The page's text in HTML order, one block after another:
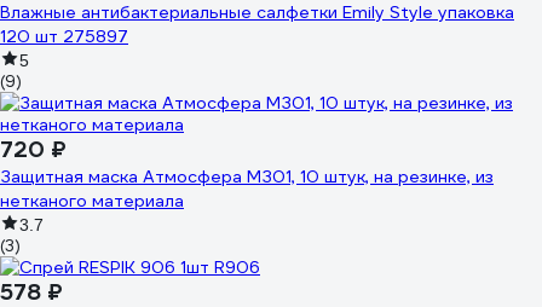
Влажные антибактериальные салфетки Emily Style упаковка
120 шт 275897
5
(9)
720 ₽
Защитная маска Атмосфера МЗ01, 10 штук, на резинке, из
нетканого материала
3.7
(3)
578 ₽